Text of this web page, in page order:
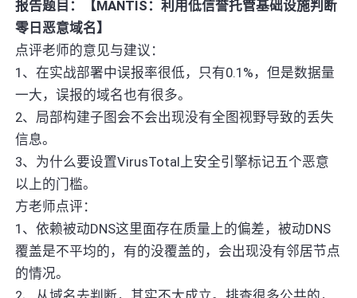
报告题目：【MANTIS：利用低信誉托管基础设施判断
零日恶意域名】
点评老师的意见与建议：
1、在实战部署中误报率很低，只有0.1%，但是数据量
一大，误报的域名也有很多。
2、局部构建子图会不会出现没有全图视野导致的丢失
信息。
3、为什么要设置VirusTotal上安全引擎标记五个恶意
以上的门槛。
方老师点评：
1、依赖被动DNS这里面存在质量上的偏差，被动DNS
覆盖是不平均的，有的没覆盖的，会出现没有邻居节点
的情况。